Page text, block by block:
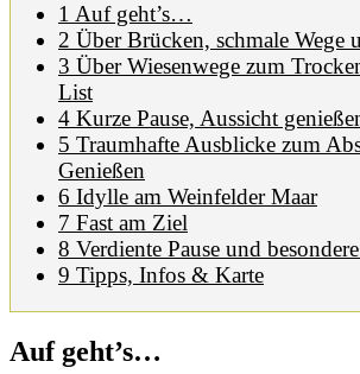
1 Auf geht’s…
2 Über Brücken, schmale Wege
3 Über Wiesenwege zum
List
4 Kurze Pause, Aussicht
5 Traumhafte Ausblicke zum
Genießen
6 Idylle am Weinfelder Maar
7 Fast am Ziel
8 Verdiente Pause und
9 Tipps, Infos & Karte
Auf geht’s…